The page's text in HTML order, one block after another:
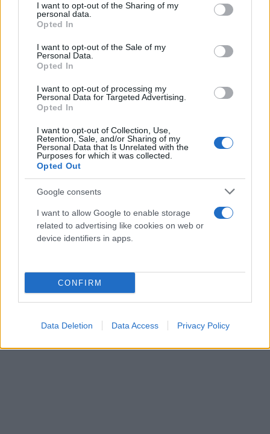
not limited to your visit or usage behaviour. You may click to
grant or deny consent to Google and its third-party tags to
use your data for below specified purposes in below Google
consent section.
I want to opt-out of the Sharing of my
personal data.
Opted In
I want to opt-out of the Sale of my
Personal Data.
Opted In
I want to opt-out of processing my
Personal Data for Targeted Advertising.
Opted In
I want to opt-out of Collection, Use,
Retention, Sale, and/or Sharing of my
Personal Data that Is Unrelated with the
Purposes for which it was collected.
Opted Out
Google consents
I want to allow Google to enable storage
related to advertising like cookies on web or
device identifiers in apps.
CONFIRM
Data Deletion Data Access Privacy Policy
"Επιπλέον, επέτρεψε στην επανενωμένη Γερμανία